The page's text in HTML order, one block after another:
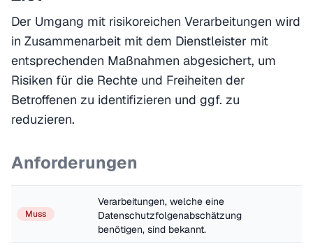
Der Umgang mit risikoreichen Verarbeitungen wird
in Zusammenarbeit mit dem Dienstleister mit
entsprechenden Maßnahmen abgesichert, um
Risiken für die Rechte und Freiheiten der
Betroffenen zu identifizieren und ggf. zu
reduzieren.
Anforderungen
Muss
Verarbeitungen, welche eine
Datenschutzfolgenabschätzung
benötigen, sind bekannt.